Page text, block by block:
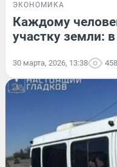
ЭКОНОМИКА
Каждому
участку земли:
30 марта, 2026, 13:38 458